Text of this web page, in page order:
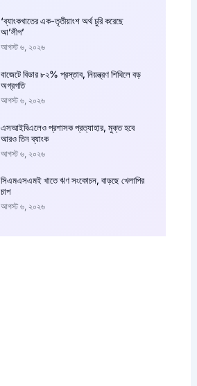
‘ব্যাংকখাতের এক-তৃতীয়াংশ অর্থ চুরি করেছে
আ’লীগ’
আগস্ট ৬, ২০২৬
বাজেটে বিডার ৮২% প্রস্তাব, নিয়ন্ত্রণ শিথিলে বড়
অগ্রগতি
আগস্ট ৬, ২০২৬
এসআইবিএলেও প্রশাসক প্রত্যাহার, মুক্ত হবে
আরও তিন ব্যাংক
আগস্ট ৬, ২০২৬
সিএমএসএমই খাতে ঋণ সংকোচন, বাড়ছে খেলাপির
চাপ
আগস্ট ৬, ২০২৬